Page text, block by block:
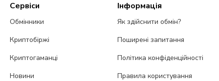
Сервіси
Обмінники
Криптобіржі
Криптогаманці
Новини
Інформація
Як здійснити обмін?
Поширені запитання
Політика конфіденційності
Правила користування